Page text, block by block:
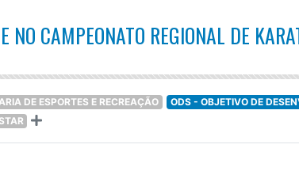
NO CAMPEONATO REGIONAL DE
DE ESPORTES E RECREAÇÃO
ODS - OBJETIVO DE